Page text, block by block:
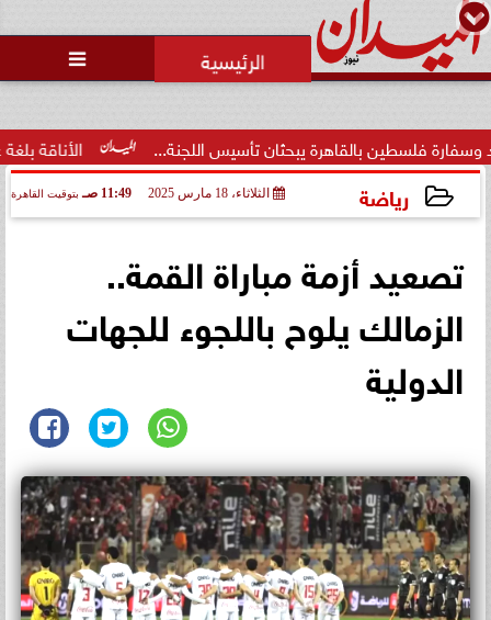

الأناقة بلغة عصرية.. بالقاهرة يبحثان تأسيس اللجنة...
رياضة الثلاثاء، 18 مارس 2025 11:49 صـ بتوقيت القاهرة
تصعيد أزمة مباراة القمة..
الزمالك يلوح باللجوء للجهات
الدولية